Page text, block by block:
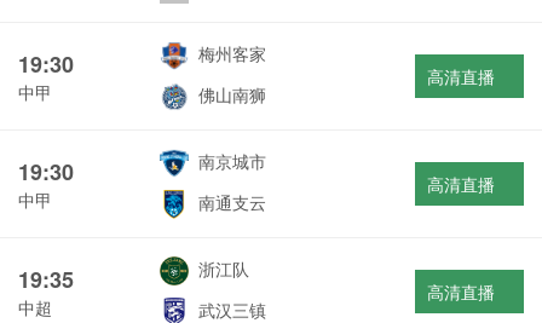
19:30
中甲
梅州客家
佛山南狮
高清直播
19:30
中甲
南京城市
南通支云
高清直播
19:35
中超
浙江队
武汉三镇
高清直播